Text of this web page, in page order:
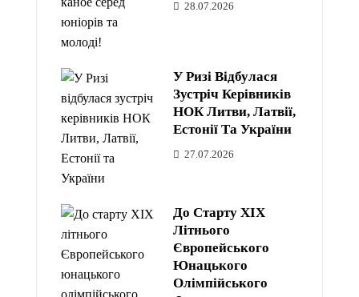
28.07.2026
У Ризі Відбулася
Зустріч Керівників
НОК Литви, Латвії,
Естонії Та України
27.07.2026
До Старту XIX
Літнього
Європейського
Юнацького
Олімпійського